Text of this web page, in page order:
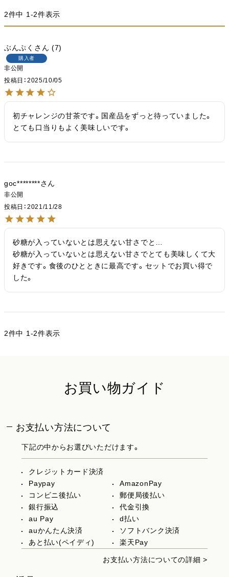
2件中 1-2件表示
ぶんぷく 7
購入者
非公開
投稿日
2025/10/05
初チャレンジの甘茶です。国産品をずっと待っていました。
とても口当りもよく美味しいです。
goc********
非公開
投稿日
2021/11/28
砂糖が入っていないとは思えない甘さでと…
砂糖が入っていないとは思えない甘さでとても美味しくて大
好きです。食後のひとときに最高です。セットでお買い得で
した。
2件中 1-2件表示
お買い物ガイド
お支払い方法について
下記の中からお選びいただけます。
クレジットカード決済
Paypay
AmazonPay
コンビニ後払い
郵便局後払い
銀行振込
代金引換
au Pay
d払い
auかんたん決済
ソフトバンク決済
あと払い(ペイディ)
楽天Pay
お支払い方法についての詳細 >